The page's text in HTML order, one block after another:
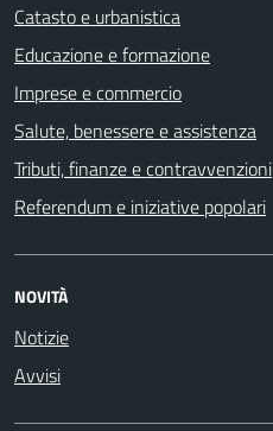
Catasto e urbanistica
Educazione e formazione
Imprese e commercio
Salute, benessere e assistenza
Tributi, finanze e contravvenzioni
Referendum e iniziative popolari
NOVITÀ
Notizie
Avvisi